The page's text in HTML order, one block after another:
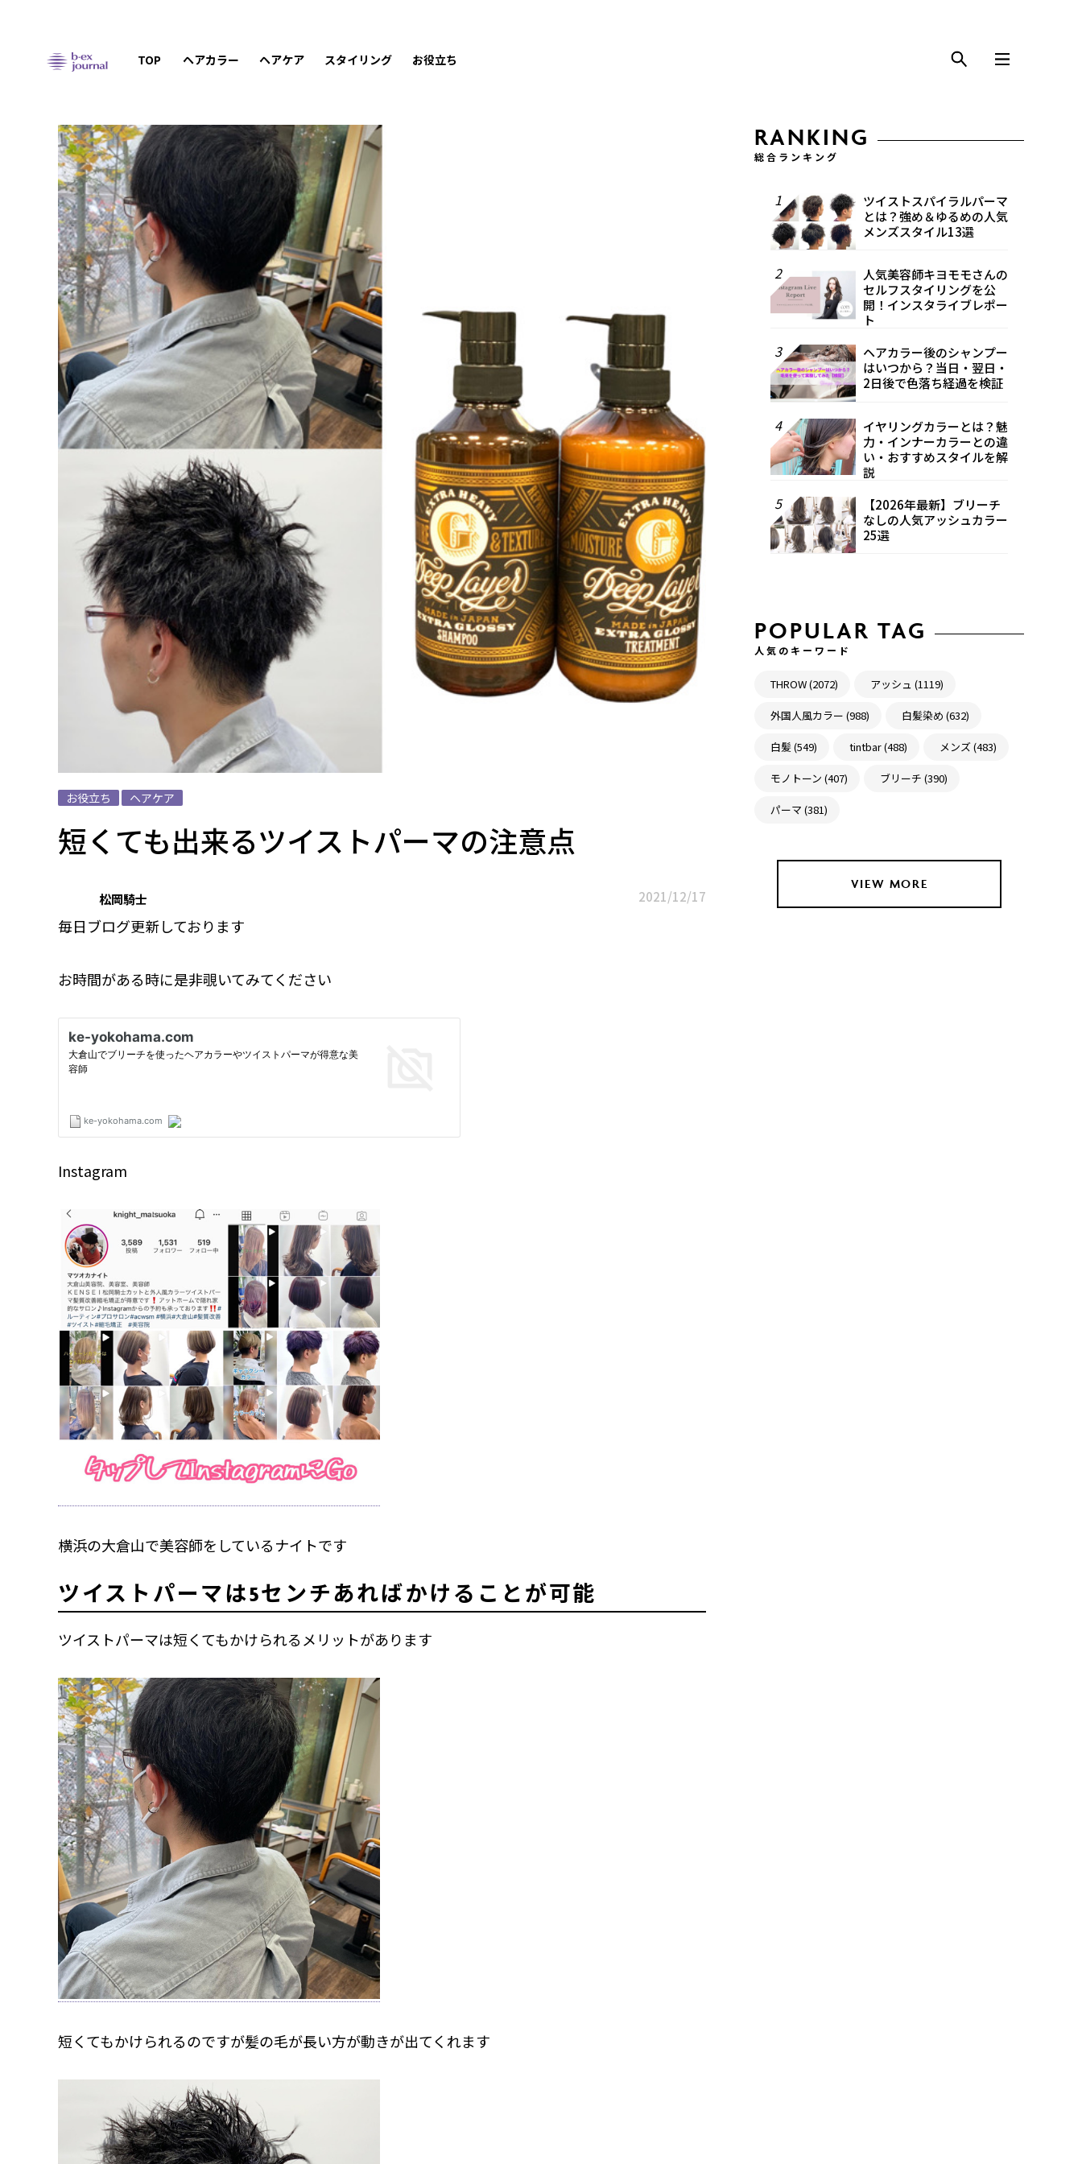
TOP ヘアカラー ヘアケア スタイリング お役立ち
お役立ち ヘアケア
短くても出来るツイストパーマの注意点
松岡騎士 2021/12/17
毎日ブログ更新しております
お時間がある時に是非覗いてみてください
Instagram
横浜の大倉山で美容師をしているナイトです
ツイストパーマは5センチあればかけることが可能
ツイストパーマは短くてもかけられるメリットがあります
短くてもかけられるのですが髪の毛が長い方が動きが出てくれます
RANKING
総合ランキング
1
ツイストスパイラルパーマ
とは？強め＆ゆるめの人気
メンズスタイル13選
2
人気美容師キヨモモさんの
セルフスタイリングを公
開！インスタライブレポー
ト
3
ヘアカラー後のシャンプー
はいつから？当日・翌日・
2日後で色落ち経過を検証
4
イヤリングカラーとは？魅
力・インナーカラーとの違
い・おすすめスタイルを解
説
5
【2026年最新】ブリーチ
なしの人気アッシュカラー
25選
POPULAR TAG
人気のキーワード
THROW (2072) アッシュ (1119)
外国人風カラー (988) 白髪染め (632)
白髪 (549) tintbar (488) メンズ (483)
モノトーン (407) ブリーチ (390)
パーマ (381)
VIEW MORE